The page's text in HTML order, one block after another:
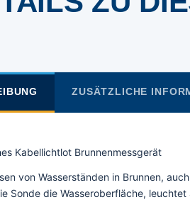
ZUSÄTZLICHE
Kabellichtlot Brunnenmessgerät
von Wasserständen in Brunnen,
Sonde die Wasseroberfläche,